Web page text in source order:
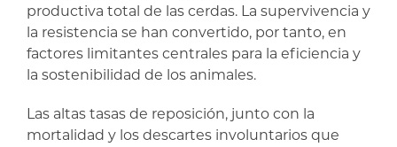
productiva total de las cerdas. La supervivencia y
la resistencia se han convertido, por tanto, en
factores limitantes centrales para la eficiencia y
la sostenibilidad de los animales.
Las altas tasas de reposición, junto con la
mortalidad y los descartes involuntarios que